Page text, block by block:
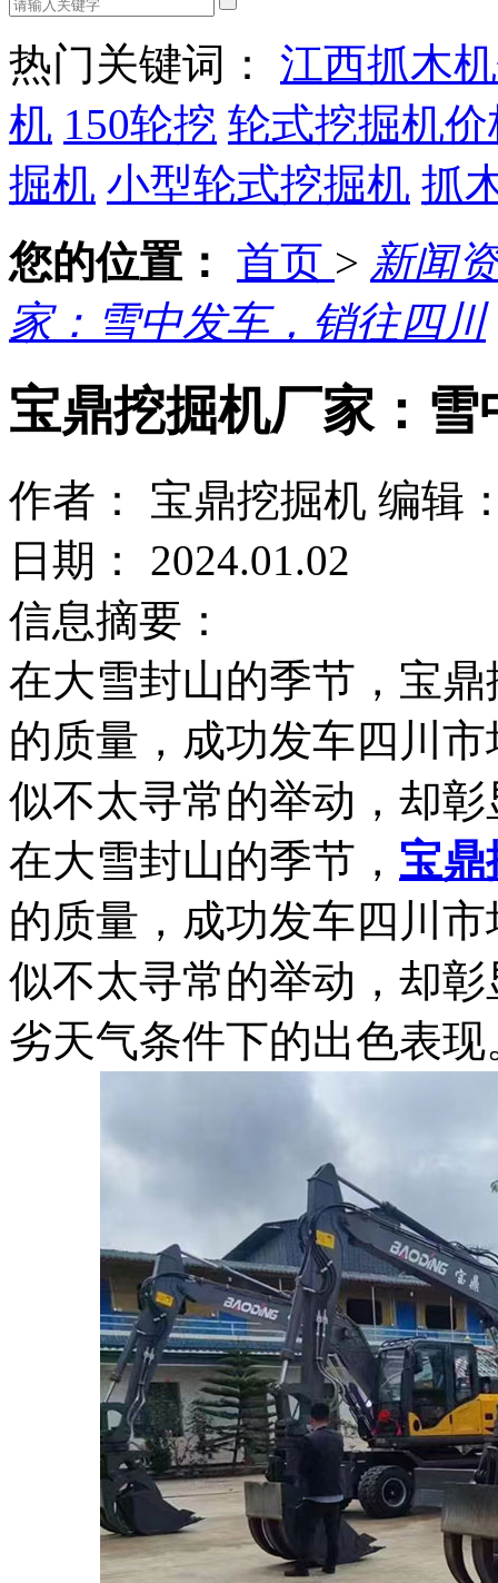
热门关键词： 江西抓木
机 150轮挖 轮式挖掘机
掘机 小型轮式挖掘机 抓
您的位置： 首页 > 新闻
家：雪中发车，销往四川
宝鼎挖掘机厂家：
作者： 宝鼎挖掘机 编辑
日期： 2024.01.02
信息摘要：
在大雪封山的季节，宝
的质量，成功发车四川
似不太寻常的举动，却
在大雪封山的季节， 宝鼎
的质量，成功发车四川
似不太寻常的举动，却
劣天气条件下的出色表现